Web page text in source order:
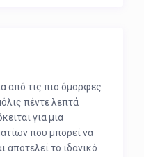
από τις πιο όμορφες
πέντε λεπτά
για μια
που μπορεί να
αποτελεί το ιδανικό